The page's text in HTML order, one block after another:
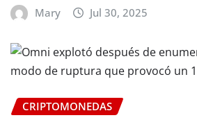
Mary Jul 30, 2025
CRIPTOMONEDAS